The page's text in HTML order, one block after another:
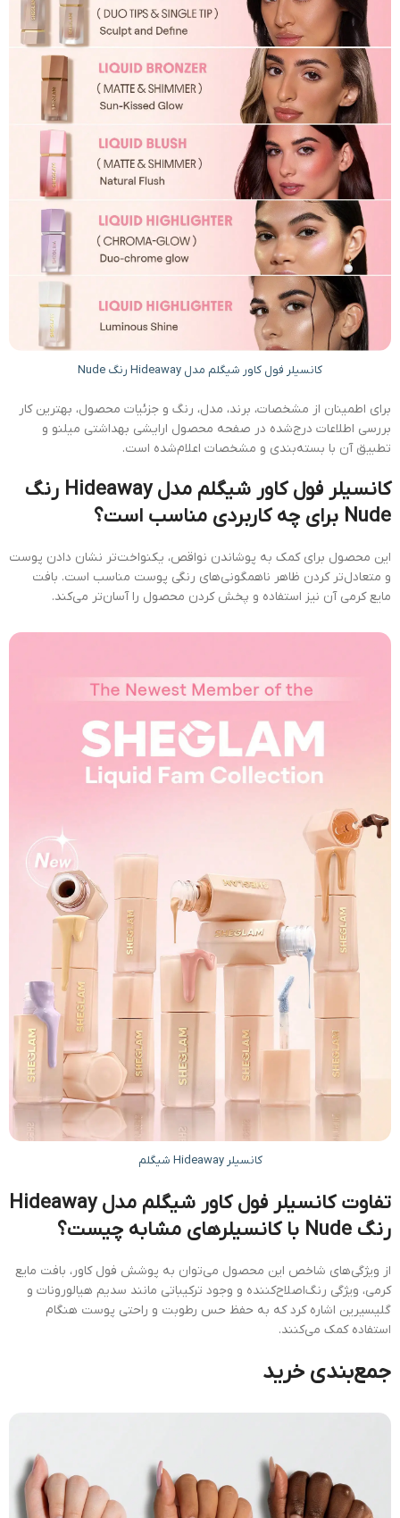
کانسیلر فول کاور شیگلم مدل Hideaway رنگ Nude
برای اطمینان از مشخصات، برند، مدل، رنگ و جزئیات محصول، بهترین کار
بررسی اطلاعات درج‌شده در صفحه محصول ارایشی بهداشتی میلنو و
تطبیق آن با بسته‌بندی و مشخصات اعلام‌شده است.
کانسیلر فول کاور شیگلم مدل Hideaway رنگ
Nude برای چه کاربردی مناسب است؟
این محصول برای کمک به پوشاندن نواقص، یکنواخت‌تر نشان دادن پوست
و متعادل‌تر کردن ظاهر ناهمگونی‌های رنگی پوست مناسب است. بافت
مایع کرمی آن نیز استفاده و پخش کردن محصول را آسان‌تر می‌کند.
کانسیلر Hideaway شیگلم
تفاوت کانسیلر فول کاور شیگلم مدل Hideaway
رنگ Nude با کانسیلرهای مشابه چیست؟
از ویژگی‌های شاخص این محصول می‌توان به پوشش فول کاور، بافت مایع
کرمی، ویژگی رنگ‌اصلاح‌کننده و وجود ترکیباتی مانند سدیم هیالورونات و
گلیسیرین اشاره کرد که به حفظ حس رطوبت و راحتی پوست هنگام
استفاده کمک می‌کنند.
جمع‌بندی خرید